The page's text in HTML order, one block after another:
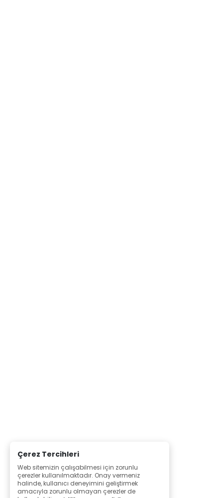
Çerez Tercihleri
Web sitemizin çalışabilmesi için zorunlu
çerezler kullanılmaktadır. Onay vermeniz
halinde, kullanıcı deneyimini geliştirmek
amacıyla zorunlu olmayan çerezler de